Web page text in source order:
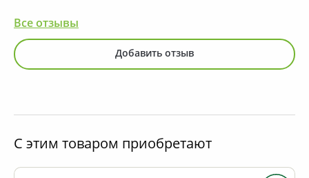
Все отзывы
Добавить отзыв
С этим товаром приобретают